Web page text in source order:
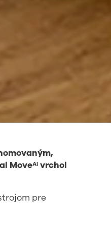
Moveᴬᴵ vrchol
pre